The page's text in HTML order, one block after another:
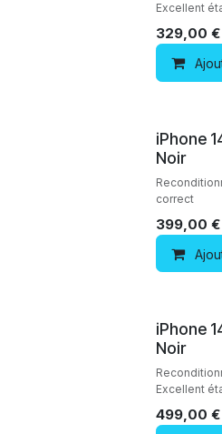
Excellent
329,00 €
iPhone
Noir
correct
399,00 €
iPhone
Noir
Excellent
499,00 €